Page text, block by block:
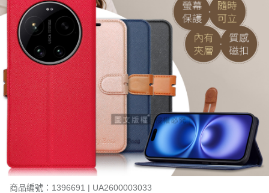
商品編號：1396691 | UA2600003033